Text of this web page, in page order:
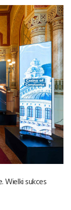
Wielki sukces